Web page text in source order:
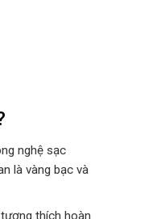
nghệ sạc
là vàng bạc và
thích hoàn